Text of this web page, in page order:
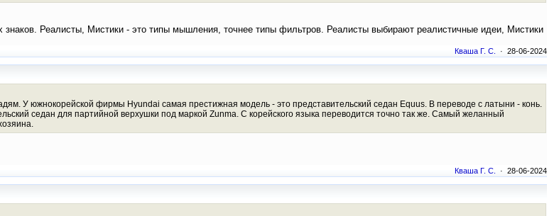
знаков. Реалисты, Мистики - это типы мышления, точнее типы фильтров. Реалисты выбирают реалистичные идеи, Мистики
Кваша Г. С. · 28-06-2024
У южнокорейской фирмы Hyundai самая престижная модель - это представительский седан Equus. В переводе с латыни - конь.
седан для партийной верхушки под маркой Zunma. С корейского языка переводится точно так же. Самый желанный
Кваша Г. С. · 28-06-2024